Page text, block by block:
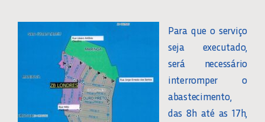
Para que o serviço
seja executado,
será necessário
interromper o
abastecimento,
das 8h até as 17h,